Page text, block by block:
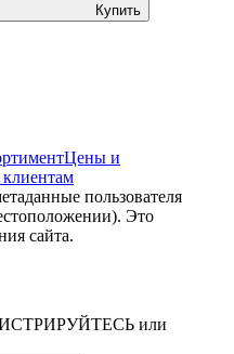
Купить
Цены и
пользователя
Это
сайта.
или